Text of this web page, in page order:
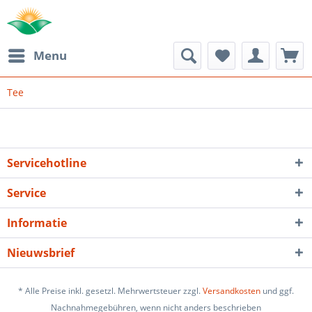
Menu
Tee
Servicehotline
Service
Informatie
Nieuwsbrief
* Alle Preise inkl. gesetzl. Mehrwertsteuer zzgl.Versandkosten und ggf.
Nachnahmegebühren, wenn nicht anders beschrieben